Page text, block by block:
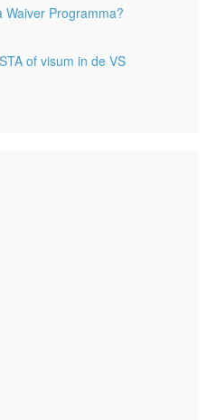
Waiver Programma?
of visum in de VS